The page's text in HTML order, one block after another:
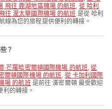
飛往 鹿湖地區機場 的航班, 從 哈利
往 渥太華國際機場 的航班 是從 哈利
線為您的旅程提供便利的轉接。
？
·芒羅哈密爾頓國際機場 的航班,從
爾頓國際機場 的航班, 從 卡加利國際
場 的航班 是前往 漢密爾頓 最受歡迎
利的轉接。